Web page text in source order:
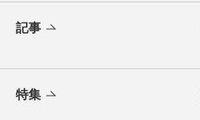
記事
特集